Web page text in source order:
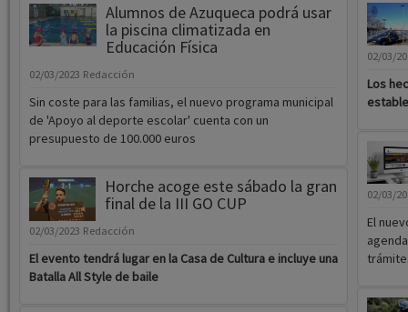
Alumnos de Azuqueca podrá usar
la piscina climatizada en
Educación Física
02/03/2023 Redacción
Sin coste para las familias, el nuevo programa municipal
de 'Apoyo al deporte escolar' cuenta con un
presupuesto de 100.000 euros
Horche acoge este sábado la gran
final de la III GO CUP
02/03/2023 Redacción
El evento tendrá lugar en la Casa de Cultura e incluye una
Batalla All Style de baile
02/03/
Los
02/03/
El